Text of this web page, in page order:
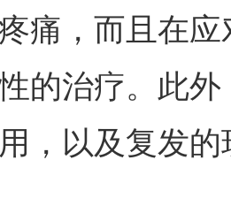
痛，而且在
的治疗。此
，以及复发的